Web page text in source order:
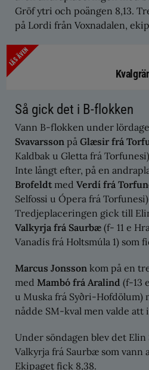
Gröf ytri och poängen 8,13.
på Lordi från Voxnadalen,
LÄS ÄVEN
Så gick det i B-flokken
Vann B-flokken under
Svavarsson på Glæsir frá
Kaldbak u Gletta frá
Inte långt efter, på en
Brofeldtmed Verdí frá
Selfossi u Ópera frá
Tredjeplaceringen gick till
Valkyrja frá Saurbæ (f- 11 e
Vanadís frá Holtsmúla 1) som
Marcus Jonsson kom på en
med Mambó frá Aralind (f-13
u Muska frá Syðri-Hofdölum)
nådde SM-kval men valde att
Under söndagen blev det Elin
Valkyrja frá Saurbæ som
Ekipaget fick 8,38.